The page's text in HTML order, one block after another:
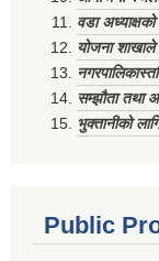
वडा
योजना
सम्झौता तथा
भुक्तानीको
Public